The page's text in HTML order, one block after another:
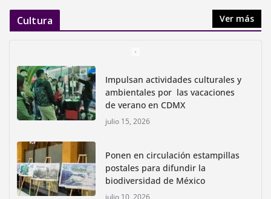
Cultura Ver más
Impulsan actividades culturales y
ambientales por las vacaciones
de verano en CDMX
julio 15, 2026
Ponen en circulación estampillas
postales para difundir la
biodiversidad de México
julio 10, 2026